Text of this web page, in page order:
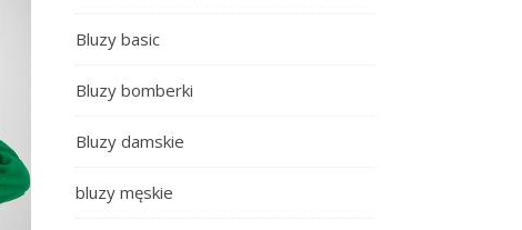
Bluzy basic
Bluzy bomberki
Bluzy damskie
bluzy męskie